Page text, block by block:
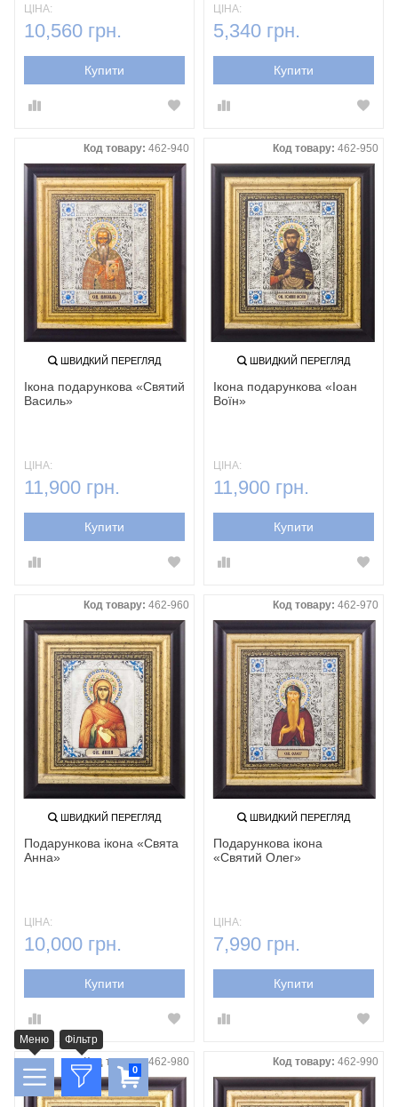
ЦІНА:
10,560 грн.
Купити
ЦІНА:
5,340 грн.
Купити
Код товару: 462-940
ШВИДКИЙ ПЕРЕГЛЯД
Ікона подарункова «Святий
Василь‎»
ЦІНА:
11,900 грн.
Купити
Код товару: 462-950
ШВИДКИЙ ПЕРЕГЛЯД
Ікона подарункова «Іоан
Воїн‎»
ЦІНА:
11,900 грн.
Купити
Код товару: 462-960
ШВИДКИЙ ПЕРЕГЛЯД
Подарункова ікона «Свята
Анна»
ЦІНА:
10,000 грн.
Купити
Код товару: 462-970
ШВИДКИЙ ПЕРЕГЛЯД
Подарункова ікона
«Святий Олег»
ЦІНА:
7,990 грн.
Купити
Код товару:462-980 Код товару: 462-990
Меню Фільтр
0